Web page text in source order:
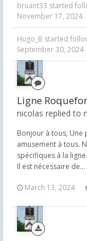
bruant33 started
November 17, 2024
Hugo_B started
September 30, 2024
Ligne
nicolas replied to
Bonjour à tous,
amusement à tous.
spécifiques à la
Il est nécessaire de...
March 13, 2024